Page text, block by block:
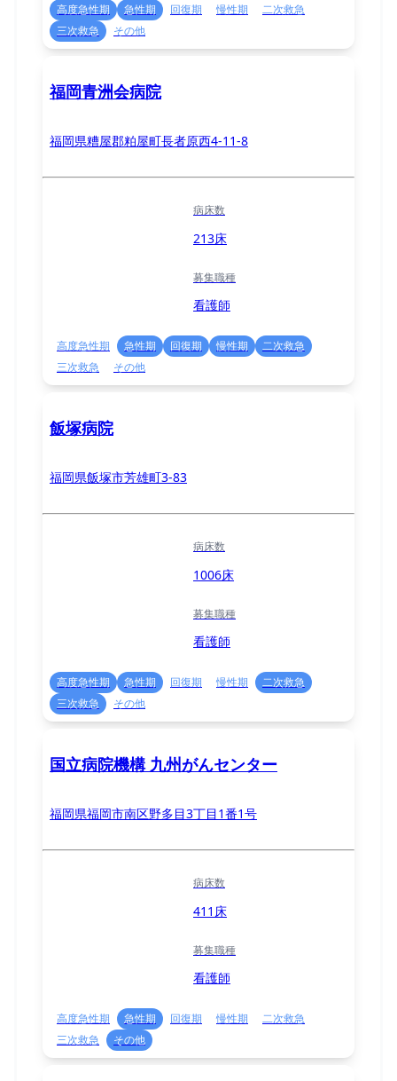
高度急性期 急性期 回復期 慢性期
二次救急
三次救急
その他
福岡青洲会病院
福岡県糟屋郡粕屋町長者原西4-11-8
病床数
213床
募集職種
看護師
高度急性期 急性期 回復期 慢性期
二次救急
三次救急
その他
飯塚病院
福岡県飯塚市芳雄町3-83
病床数
1006床
募集職種
看護師
高度急性期 急性期 回復期 慢性期
二次救急
三次救急
その他
国立病院機構 九州がんセンター
福岡県福岡市南区野多目3丁目1番1号
病床数
411床
募集職種
看護師
高度急性期 急性期 回復期 慢性期
二次救急
三次救急
その他